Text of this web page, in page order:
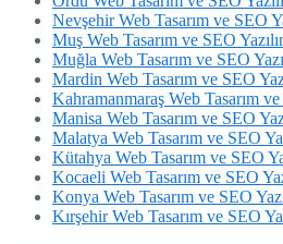
Nevşehir Web Tasarım ve SEO
Muş Web Tasarım ve SEO
Muğla Web Tasarım ve SEO
Mardin Web Tasarım ve SEO
Kahramanmaraş Web Tasarım ve
Manisa Web Tasarım ve SEO
Malatya Web Tasarım ve SEO
Kütahya Web Tasarım ve SEO
Kocaeli Web Tasarım ve SEO
Konya Web Tasarım ve SEO
Kırşehir Web Tasarım ve SEO